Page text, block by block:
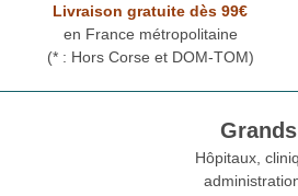
Livraison gratuite dès 99€
en France métropolitaine
(* : Hors Corse et DOM-TOM)
Hôpitaux,